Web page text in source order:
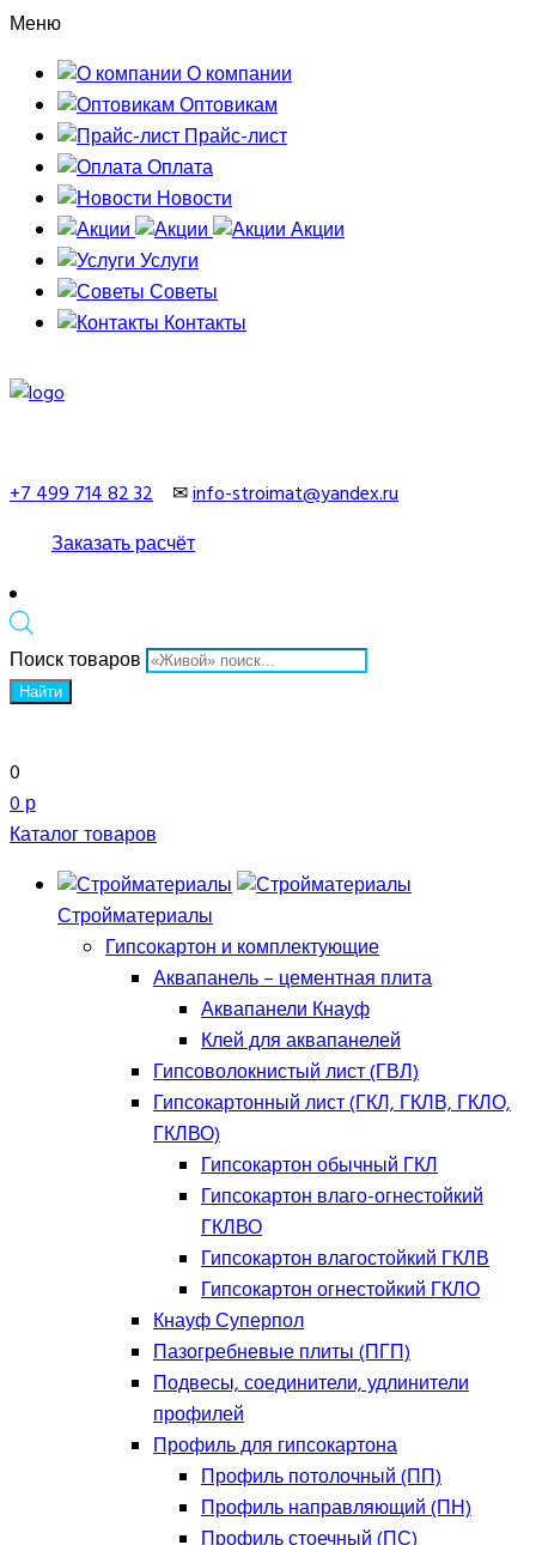
Меню
О компании
Оптовикам
Прайс-лист
Оплата
Новости
Акции
Услуги
Советы
Контакты
+7 499 714 82 32 ✉info-stroimat@yandex.ru
Заказать расчёт
Поиск товаров
Найти
0
0 р
Каталог товаров
Стройматериалы
Гипсокартон и комплектующие
Аквапанель – цементная плита
Аквапанели Кнауф
Клей для аквапанелей
Гипсоволокнистый лист (ГВЛ)
Гипсокартонный лист (ГКЛ, ГКЛВ, ГКЛО,
ГКЛВО)
Гипсокартон обычный ГКЛ
Гипсокартон влаго-огнестойкий
ГКЛВО
Гипсокартон влагостойкий ГКЛВ
Гипсокартон огнестойкий ГКЛО
Кнауф Суперпол
Пазогребневые плиты (ПГП)
Подвесы, соединители, удлинители
профилей
Профиль для гипсокартона
Профиль потолочный (ПП)
Профиль направляющий (ПН)